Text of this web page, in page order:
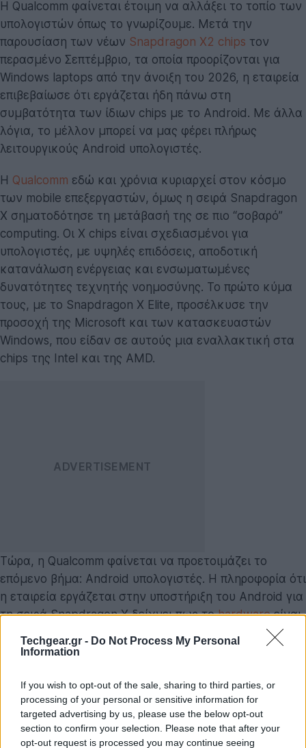
Techgear.gr - Do Not Process My Personal
Information
If you wish to opt-out of the sale, sharing to third parties, or
processing of your personal or sensitive information for
targeted advertising by us, please use the below opt-out
section to confirm your selection. Please note that after your
opt-out request is processed you may continue seeing
Η Qualcomm φαίνεται έτοιμη να αλλάξει το τοπίο των
υπολογιστών όπως το γνωρίζουμε. Μετά την
παρουσίαση των νέων Snapdragon X2 chips τον
περασμένο Σεπτέμβριο, τα οποία προορίζονται για
Windows laptops από την άνοιξη του 2026, η εταιρεία
επιβεβαίωσε ότι εργάζεται ήδη πάνω στη
συμβατότητα των ίδιων chips με το Android. Με άλλα
λόγια, το μέλλον μπορεί να μας φέρει πλήρως
λειτουργικούς Android υπολογιστές.
Η Qualcomm εδώ και χρόνια κυριαρχεί στον κόσμο
των mobile επεξεργαστών, όμως η σειρά Snapdragon
X σηματοδότησε τη μετάβασή της σε πιο “σοβαρό”
computing. Οι X chips είναι σχεδιασμένοι για
υπολογιστές, με υψηλές επιδόσεις, αποδοτική
κατανάλωση ενέργειας και ενσωματωμένες
δυνατότητες τεχνητής νοημοσύνης. Το πρώτο κύμα
τους, με το Snapdragon X Elite, προσέλκυσε την
προσοχή της Microsoft και των κατασκευαστών
Windows, που είδαν σε αυτούς μια εναλλακτική στα
chips της Intel και της AMD.
Τώρα, η Qualcomm φαίνεται να προετοιμάζει το
επόμενο βήμα: Android υπολογιστές. Η πληροφορία ότι
η εταιρεία εργάζεται στην υποστήριξη του Android για
τη σειρά Snapdragon X δείχνει πως τοhardwareείναι
έτοιμο να περάσει σε νέα κατηγορία συσκευών, αυτή
των “ARM-based Android PCs”.
Εδώ και καιρό κυκλοφορούν πληροφορίες ότιη Google
σχεδιάζει να ενώσει το Android με το ChromeOS σε
ένα ενοποιημένο λειτουργικό σύστημα. Ένα τέτοιο
βήμα θα εξηγούσε απόλυτα την κίνηση της Qualcomm.